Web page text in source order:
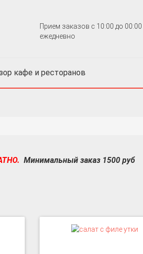
Прием заказов с 10:00 до 00:00
ежедневно
кафе и ресторанов
Минимальный заказ 1500 руб